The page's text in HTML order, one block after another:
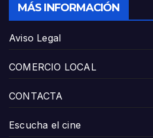
MÁS INFORMACIÓN
Aviso Legal
COMERCIO LOCAL
CONTACTA
Escucha el cine